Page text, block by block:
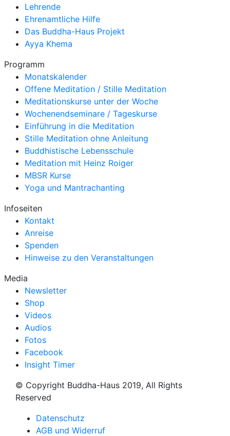
Lehrende
Ehrenamtliche Hilfe
Das Buddha-Haus Projekt
Ayya Khema
Programm
Monatskalender
Offene Meditation / Stille Meditation
Meditationskurse unter der Woche
Wochenendseminare / Tageskurse
Einführung in die Meditation
Stille Meditation ohne Anleitung
Buddhistische Lebensschule
Meditation mit Heinz Roiger
MBSR Kurse
Yoga und Mantrachanting
Infoseiten
Kontakt
Anreise
Spenden
Hinweise zu den Veranstaltungen
Media
Newsletter
Shop
Videos
Audios
Fotos
Facebook
Insight Timer
© Copyright Buddha-Haus 2019, All Rights
Reserved
Datenschutz
AGB und Widerruf